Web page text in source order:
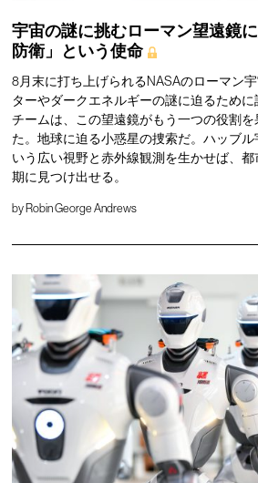
宇宙の謎に挑むローマン望遠鏡
防衛」という使命
8月末に打ち上げられるNASAのローマン
ターやダークエネルギーの謎に迫るため
チームは、この望遠鏡がもう一つの役割
た。地球に迫る小惑星の捜索だ。ハッブル
いう広い視野と赤外線観測を生かせば、
期に見つけ出せる。
by Robin George Andrews